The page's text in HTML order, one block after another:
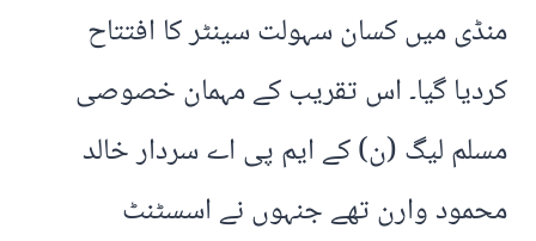
منڈی میں کسان سہولت سینٹر کا افتتاح
کردیا گیا۔ اس تقریب کے مہمان خصوصی
مسلم لیگ (ن) کے ایم پی اے سردار خالد
محمود وارن تھے جنہوں نے اسسٹنٹ